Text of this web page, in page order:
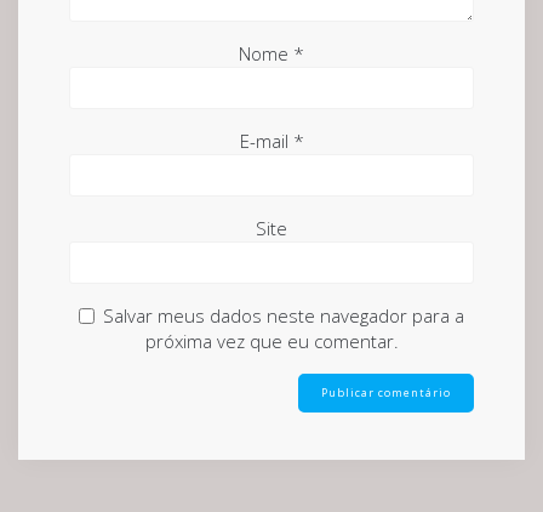
Nome *
E-mail *
Site
Salvar meus dados neste navegador para a
próxima vez que eu comentar.